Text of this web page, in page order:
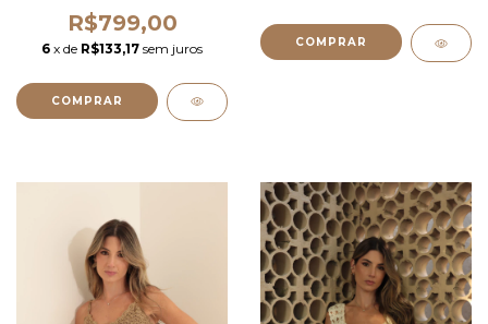
R$799,00
6 x de R$133,17 sem juros
COMPRAR
COMPRAR